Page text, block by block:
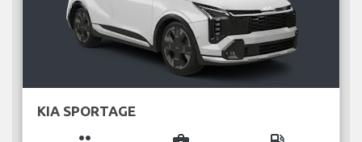
KIA SPORTAGE